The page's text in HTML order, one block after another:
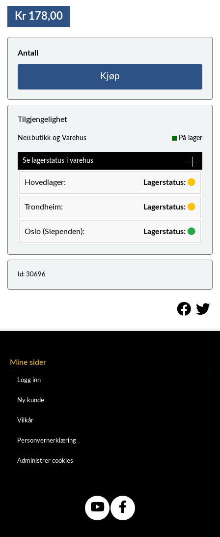
Kr 178,00
Antall
Kjøp
Tilgjengelighet
Nettbutikk og Varehus På lager
Se lagerstatus i varehus
Hovedlager: Lagerstatus:
Trondheim: Lagerstatus:
Oslo (Slependen): Lagerstatus:
Id: 30696
Mine sider
Logg inn
Ny kunde
Vilkår
Personvernerklæring
Administrer cookies